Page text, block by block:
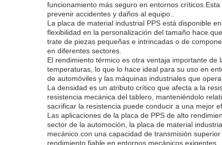
funcionamiento más seguro en entornos
prevenir accidentes y daños al equipo..
La placa de material industrial PPS está disponible
flexibilidad en la personalización del tamaño hace
trate de piezas pequeñas e intrincadas o de
en diferentes sectores.
El rendimiento térmico es otra ventaja importante
temperaturas, lo que lo hace ideal para su uso en
de automóviles y las máquinas industriales que
La densidad es un atributo crítico que afecta a la
resistencia mecánica del tablero, manteniéndolo
sacrificar la resistencia puede conducir a una mejor
Las aplicaciones de la placa de PPS de alto
sector de la automoción, la placa de material
mecánico.con una capacidad de transmisión
rendimiento fiable en entornos mecánicos exigentes.